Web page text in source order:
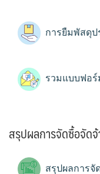
การยืมพัสดุป
รวมแบบฟอ
สรุปผลการจัดซื้อจัด
สรุปผลการจั